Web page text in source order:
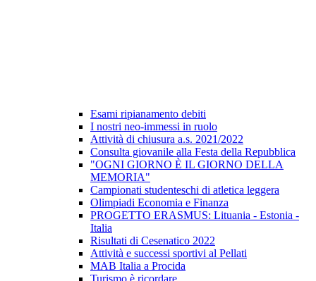
Esami ripianamento debiti
I nostri neo-immessi in ruolo
Attività di chiusura a.s. 2021/2022
Consulta giovanile alla Festa della Repubblica
"OGNI GIORNO È IL GIORNO DELLA
MEMORIA"
Campionati studenteschi di atletica leggera
Olimpiadi Economia e Finanza
PROGETTO ERASMUS: Lituania - Estonia -
Italia
Risultati di Cesenatico 2022
Attività e successi sportivi al Pellati
MAB Italia a Procida